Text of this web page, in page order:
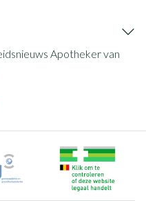
Apotheker van